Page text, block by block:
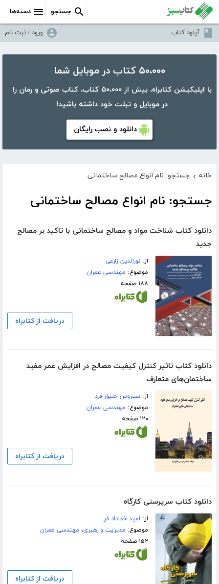
دسته‌ها جستجو
آپلود کتاب ورود / ثبت نام
۵۰،۰۰۰ کتاب در موبایل شما
با اپلیکیشن کتابراه، بیش از ۵۰،۰۰۰ کتاب، کتاب صوتی و رمان را
در موبایل و تبلت خود داشته باشید!
دانلود و نصب رایگان
خانه › جستجو: نام انواع مصالح ساختمانی
جستجو: نام انواع مصالح ساختمانی
دانلود کتاب شناخت مواد و مصالح ساختمانی با تاکید بر مصالح
جدید
از:نورالدین زارعی
موضوع: مهندسی عمران
۱۸۸ صفحه
دریافت از کتابراه
دانلود کتاب تاثیر کنترل کیفیت مصالح در افزایش عمر مفید
ساختمان‌های متعارف
از:سیروس خلیق فرد
موضوع: مهندسی عمران
۱۲۰ صفحه
دریافت از کتابراه
دانلود کتاب سرپرستی کارگاه
از: امید خداداد فر
موضوع: مدیریت و رهبری، مهندسی عمران
۱۵۲ صفحه
دریافت از کتابراه